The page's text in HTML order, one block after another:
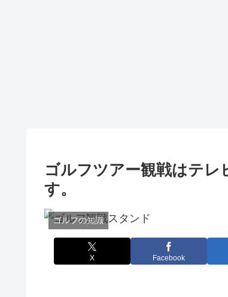
ゴルフツアー観戦はテレ
す。
ゴルフの知識
X Facebook